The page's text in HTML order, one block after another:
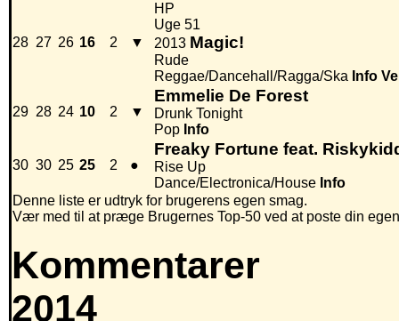
28 27 26 16 2 ▼
HP
Uge 51
2013 Magic!
Rude
Reggae/Dancehall/Ragga/Ska Info
29 28 24 10 2 ▼
Emmelie De Forest
Drunk Tonight
Pop Info
30 30 25 25 2 ●
Freaky Fortune feat.
Rise Up
Dance/Electronica/House Info
Denne liste er udtryk for brugerens egen smag.
Vær med til at præge Brugernes Top-50 ved at poste din
Kommentarer
2014